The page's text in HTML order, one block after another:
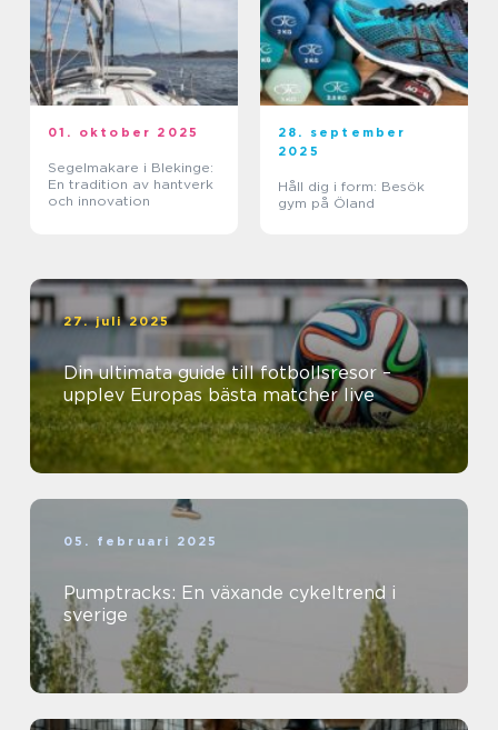
01. oktober 2025
Segelmakare i Blekinge:
En tradition av hantverk
och innovation
28. september
2025
Håll dig i form: Besök
gym på Öland
27. juli 2025
Din ultimata guide till fotbollsresor –
upplev Europas bästa matcher live
05. februari 2025
Pumptracks: En växande cykeltrend i
sverige